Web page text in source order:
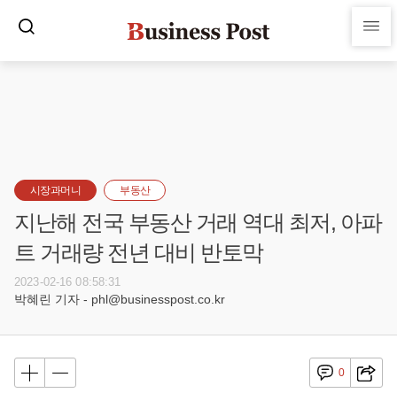
시장과머니 부동산
지난해 전국 부동산 거래 역대 최저, 아파
트 거래량 전년 대비 반토막
2023-02-16 08:58:31
박혜린 기자 - phl@businesspost.co.kr
0